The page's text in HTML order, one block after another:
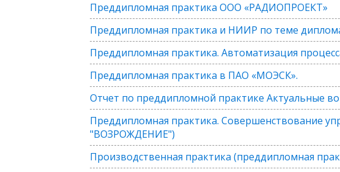
Преддипломная практика ООО «РАДИОПРОЕКТ»
Преддипломная практика и НИИР по теме
Преддипломная практика. Автоматизация
Преддипломная практика в ПАО «МОЭСК».
Отчет по преддипломной практике Актуальные
Преддипломная практика. Совершенствование
"ВОЗРОЖДЕНИЕ")
Производственная практика (преддипломная